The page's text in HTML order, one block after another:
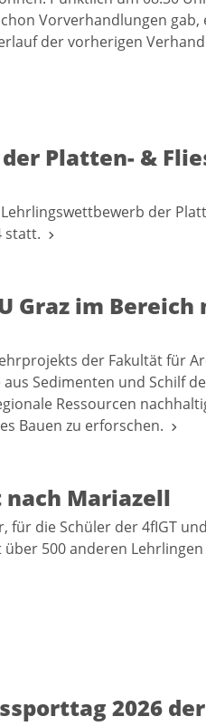
Vorverhandlungen
der vorherigen
Platten- &
der
statt.
Graz im
der Fakultät für
Sedimenten und Schilf
Ressourcen
Bauen zu erforschen.
Mariazell
für die Schüler der 4fIGT
500 anderen
2026 der